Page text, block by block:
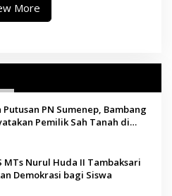
More
PN Sumenep, Bambang
Pemilik Sah Tanah di
MTs Nurul Huda II Tambaksari
Demokrasi bagi Siswa